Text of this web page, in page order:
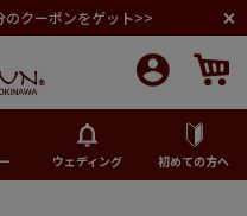
のクーポンをゲット>>
ウェディング 初めての方へ